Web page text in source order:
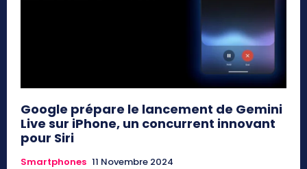
Google prépare le lancement de Gemini
Live sur iPhone, un concurrent innovant
pour Siri
Smartphones 11 Novembre 2024